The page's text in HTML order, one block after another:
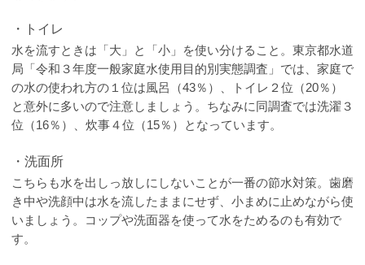
・トイレ
水を流すときは「大」と「小」を使い分けること。東京都水道
局「令和３年度一般家庭水使用目的別実態調査」では、家庭で
の水の使われ方の１位は風呂（43％）、トイレ２位（20％）
と意外に多いので注意しましょう。ちなみに同調査では洗濯３
位（16％）、炊事４位（15％）となっています。
・洗面所
こちらも水を出しっ放しにしないことが一番の節水対策。歯磨
き中や洗顔中は水を流したままにせず、小まめに止めながら使
いましょう。コップや洗面器を使って水をためるのも有効で
す。